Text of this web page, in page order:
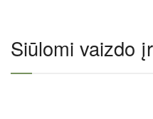
Siūlomi vaizdo